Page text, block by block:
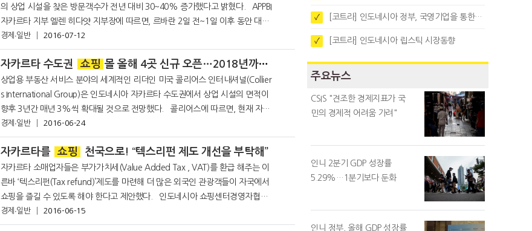
의 상업 시설을 찾은 방문객수가 전년 대비 30~40% 증가했다고 밝혔다. APPBI
자카르타 지부 엘렌 히다얏 지부장에 따르면, 르바란 2일 전~1일 이후 동안 대부
경제∙일반 2016-07-12
자카르타 수도권 쇼핑 몰 올해 4곳 신규 오픈…2018년까지 매년 3% 확대
상업용 부동산 서비스 분야의 세계적인 리더인 미국 콜리어스 인터내셔널(Collier
s International Group)은 인도네시아 자카르타 수도권에서 상업 시설의 면적이
향후 3년간 매년 3%씩 확대될 것으로 전망했다. 콜리어스에 따르면, 현재 자카
르타 상업 시설의 면적은 445만 평방 미터. 지난해 중반 이후로 새롭게 오픈한
경제∙일반 2016-06-24
자카르타를 쇼핑 천국으로! “텍스리펀 제도 개선을 부탁해”
자카르타 소매업자들은 부가가치세(Value Added Tax , VAT)를 환급 해주는 이
른바 ‘텍스리펀(Tax refund)’제도를 마련해 더 많은 외국인 관광객들이 자국에서
쇼핑을 즐길 수 있도록 해야 한다고 제안했다. 인도네시아 쇼핑센터경영자협회
(APPBI) 협회장인 엘렌 아다얏은 “세금 환급 과
경제∙일반 2016-06-15
✓ [코트라] 인도네시아 정부, 국영기업을 통한 석탄·팜유·합금철 수출 중앙집중화 추진
✓ [코트라] 인도네시아 립스틱 시장동향
주요뉴스
CSIS "견조한 경제지표가 국
민의 경제적 어려움 가려"
인니 2분기 GDP 성장률
5.29%…1분기보다 둔화
인니 정부, 올해 GDP 성장률